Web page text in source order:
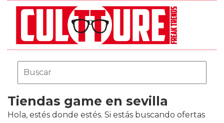
Tiendas game en sevilla
Hola, estés donde estés. Si estás buscando ofertas